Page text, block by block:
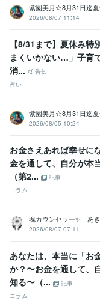
得意分野
悩み相談・カウンセリン
年 婦人服販売歴歴　経
数10年
紫園美月☆8月31日迄
2026/08/07 11:14
【8/31まで】夏休み特
まくいかない…」子育
消...
告知
占い
紫園美月☆8月31日迄
2026/08/05 10:24
お金さえあれば幸せに
金を通して、自分が本
（第2...
記事
コラム
魂カウンセラー✨ あき
2026/08/07 07:11
あなたは、本当に「お
か？〜お金を通して、
知る〜（...
記事
コラム